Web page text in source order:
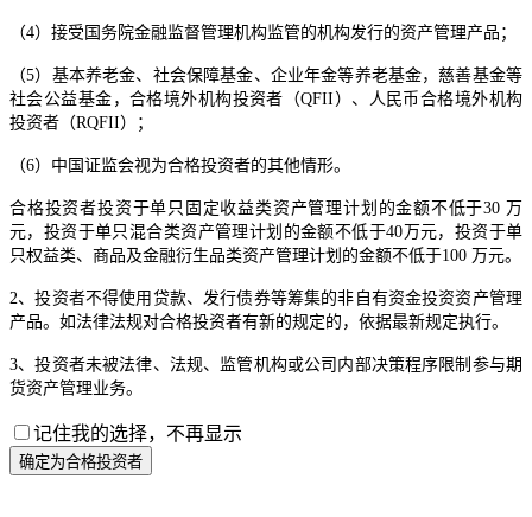
（4）接受国务院金融监督管理机构监管的机构发行的资产管理产品；
（5）基本养老金、社会保障基金、企业年金等养老基金，慈善基金等
社会公益基金，合格境外机构投资者（QFII）、人民币合格境外机构
投资者（RQFII）；
（6）中国证监会视为合格投资者的其他情形。
合格投资者投资于单只固定收益类资产管理计划的金额不低于30 万
元，投资于单只混合类资产管理计划的金额不低于40万元，投资于单
只权益类、商品及金融衍生品类资产管理计划的金额不低于100 万元。
2、投资者不得使用贷款、发行债券等筹集的非自有资金投资资产管理
产品。如法律法规对合格投资者有新的规定的，依据最新规定执行。
3、投资者未被法律、法规、监管机构或公司内部决策程序限制参与期
货资产管理业务。
记住我的选择，不再显示
确定为合格投资者